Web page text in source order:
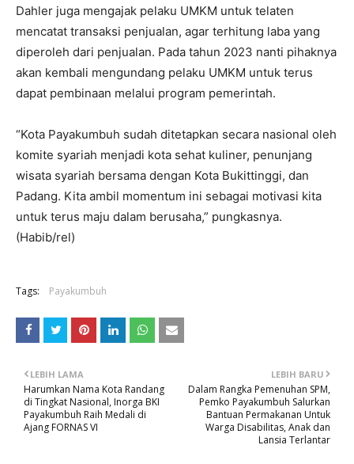
Dahler juga mengajak pelaku UMKM untuk telaten
mencatat transaksi penjualan, agar terhitung laba yang
diperoleh dari penjualan. Pada tahun 2023 nanti pihaknya
akan kembali mengundang pelaku UMKM untuk terus
dapat pembinaan melalui program pemerintah.
“Kota Payakumbuh sudah ditetapkan secara nasional oleh
komite syariah menjadi kota sehat kuliner, penunjang
wisata syariah bersama dengan Kota Bukittinggi, dan
Padang. Kita ambil momentum ini sebagai motivasi kita
untuk terus maju dalam berusaha,” pungkasnya.
(Habib/rel)
Tags: Payakumbuh
LEBIH BARU
Dalam Rangka Pemenuhan SPM,
Pemko Payakumbuh Salurkan
Bantuan Permakanan Untuk
Warga Disabilitas, Anak dan
Lansia Terlantar
LEBIH LAMA
Harumkan Nama Kota Randang
di Tingkat Nasional, Inorga BKI
Payakumbuh Raih Medali di
Ajang FORNAS VI